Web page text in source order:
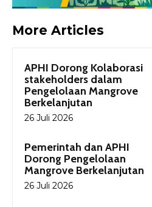
More Articles
APHI Dorong Kolaborasi
stakeholders dalam
Pengelolaan Mangrove
Berkelanjutan
26 Juli 2026
Pemerintah dan APHI
Dorong Pengelolaan
Mangrove Berkelanjutan
26 Juli 2026